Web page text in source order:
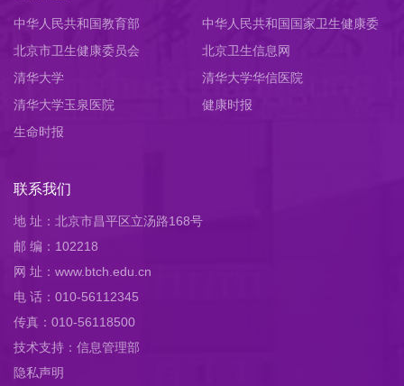
中华人民共和国教育部
中华人民共和国国家卫生健康委
员会
北京市卫生健康委员会
北京卫生信息网
清华大学
清华大学华信医院
清华大学玉泉医院
健康时报
生命时报
联系我们
地 址：北京市昌平区立汤路168号
邮 编：102218
网 址：www.btch.edu.cn
电 话：010-56112345
传真：010-56118500
技术支持：信息管理部
隐私声明